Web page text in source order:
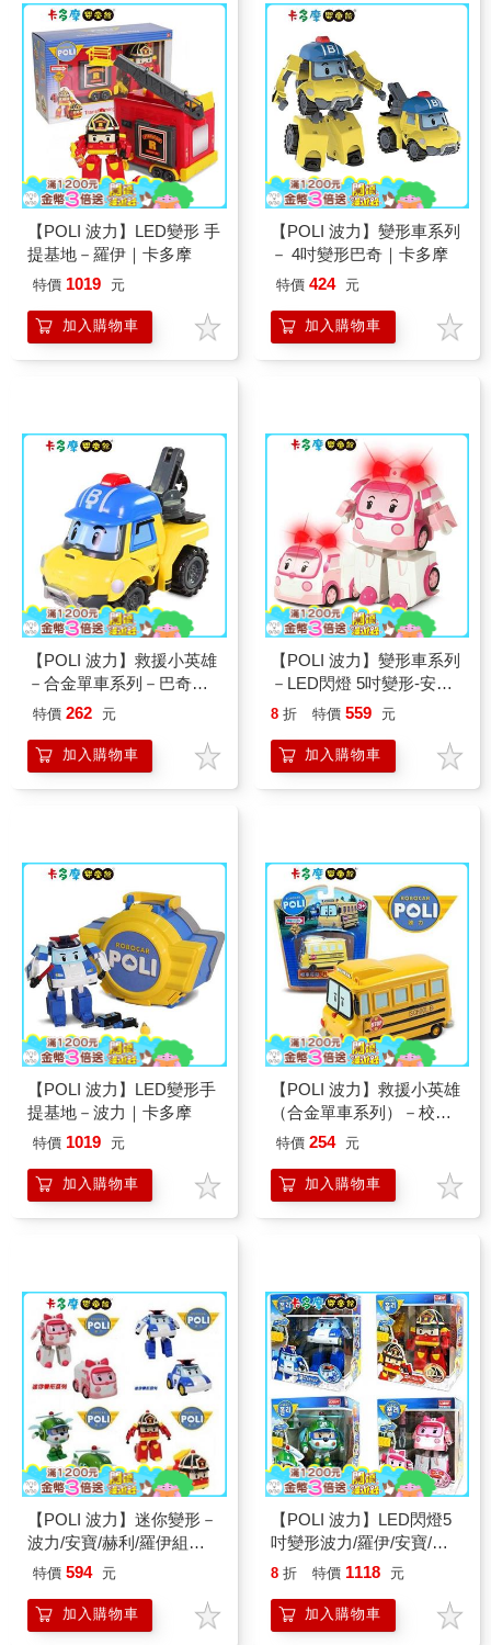
【POLI 波力】LED變形 手
提基地－羅伊｜卡多摩
特價 1019 元
加入購物車
【POLI 波力】變形車系列
－ 4吋變形巴奇｜卡多摩
特價 424 元
加入購物車
【POLI 波力】救援小英雄
－合金單車系列－巴奇｜
卡多摩
特價 262 元
加入購物車
【POLI 波力】變形車系列
－LED閃燈 5吋變形-安寶
｜卡多摩
8 折 特價 559 元
加入購物車
【POLI 波力】LED變形手
提基地－波力｜卡多摩
特價 1019 元
加入購物車
【POLI 波力】救援小英雄
（合金單車系列）－校車
哥哥｜卡多摩
特價 254 元
加入購物車
【POLI 波力】迷你變形－
波力/安寶/赫利/羅伊組合
款｜卡多摩
特價 594 元
加入購物車
【POLI 波力】LED閃燈5
吋變形波力/羅伊/安寶/赫
利系列-任二隻｜卡多摩嬰
8 折 特價 1118 元
加入購物車